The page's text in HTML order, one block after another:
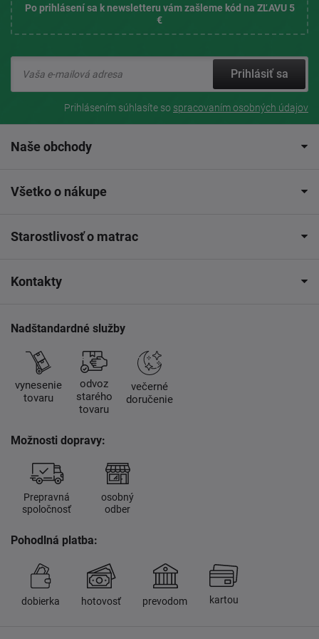
Po prihlásení sa k newsletteru vám zašleme kód na ZĽAVU 5
€
Prihlásiť sa
Prihlásením súhlasíte so spracovaním osobných údajov
Naše obchody
Všetko o nákupe
Starostlivosť o matrac
Kontakty
Nadštandardné služby
vynesenie
tovaru
odvoz
starého
tovaru
večerné
doručenie
Možnosti dopravy:
Prepravná
spoločnosť
osobný
odber
Pohodlná platba:
dobierka hotovosť prevodom kartou